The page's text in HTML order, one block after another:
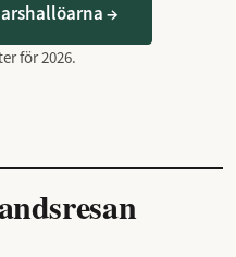
→
för 2026.